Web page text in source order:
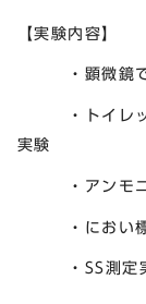
【実験内容】
・顕微鏡で
・トイレット
実験
・アンモニア
・におい標
・SS測定実